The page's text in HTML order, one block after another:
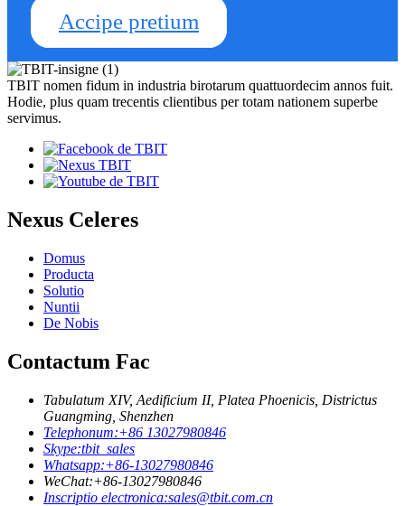
Accipe pretium
TBIT nomen fidum in industria birotarum quattuordecim annos fuit.
Hodie, plus quam trecentis clientibus per totam nationem superbe
servimus.
Nexus Celeres
Domus
Producta
Solutio
Nuntii
De Nobis
Contactum Fac
Tabulatum XIV, Aedificium II, Platea Phoenicis, Districtus
Guangming, Shenzhen
Telephonum:+86 13027980846
Skype:tbit_sales
Whatsapp:+86-13027980846
WeChat:+86-13027980846
Inscriptio electronica:sales@tbit.com.cn